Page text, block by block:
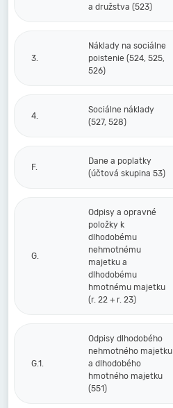
a družstva (523)
3.
Náklady na sociálne
poistenie (524, 525,
526)
4.
Sociálne náklady
(527, 528)
F.
Dane a poplatky
(účtová skupina 53)
G.
Odpisy a opravné
položky k
dlhodobému
nehmotnému
majetku a
dlhodobému
hmotnému majetku
(r. 22 + r. 23)
G.1.
Odpisy dlhodobého
nehmotného majetku
a dlhodobého
hmotného majetku
(551)